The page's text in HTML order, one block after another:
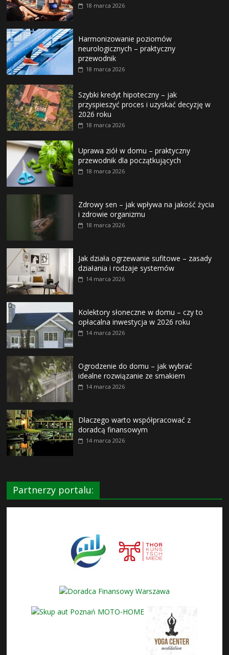
18 marca 2026
Harmonizowanie poziomów
neurologicznych – praktyczny
przewodnik
18 marca 2026
Szybki kredyt hipoteczny – jak
przyspieszyć proces i uzyskać decyzję w
2026 roku
18 marca 2026
Uprawa ziół w domu – praktyczny
przewodnik dla początkujących
18 marca 2026
Zdrowy sen – jak wpływa na jakość życia
i zdrowie organizmu
18 marca 2026
Jak działa ogrzewanie sufitowe – zasady
działania i rodzaje systemów
14 marca 2026
Kolektory słoneczne w domu – czy to
opłacalna inwestycja w 2026 roku
14 marca 2026
Ogrodzenie do domu – jak wybrać
idealne rozwiązanie ze smakiem
14 marca 2026
Dlaczego warto współpracować z
doradcą finansowym
14 marca 2026
Partnerzy portalu: